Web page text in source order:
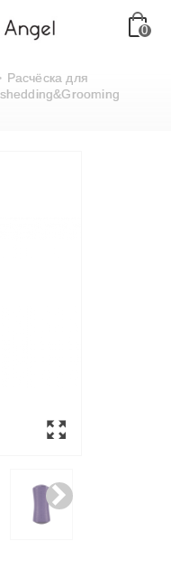
0
Расчёска для